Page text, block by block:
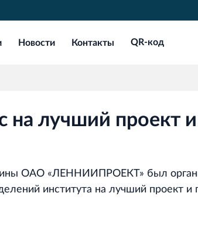
группа
институт
по жилищно‐
Новости Контакты QR-код
на лучший проект и
ОАО «ЛЕННИИПРОЕКТ» был
института на лучший проект и